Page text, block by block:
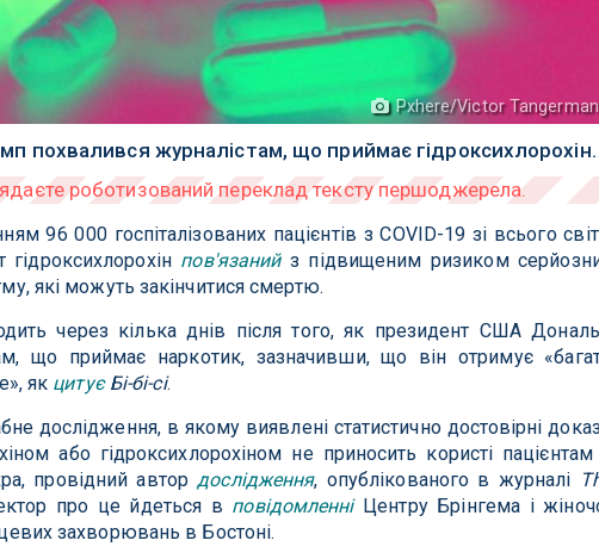
Pxhere/Victor
похвалився журналістам, що приймає гідроксихлорохін.
96 000 госпіталізованих пацієнтів з COVID-19 зі всього
пов'язанийз підвищеним ризиком
які можуть закінчитися смертю.
через кілька днів після того, як президент США
що приймає наркотик, зазначивши, що він отримує
як цитує Бі-бі-сі.
дослідження, в якому виявлені статистично достовірні
або гідроксихлорохіном не приносить користі пацієнтам
провідний автордослідження, опублікованого в журналі
про це йдеться в повідомленніЦентру Брінгема і
захворювань в Бостоні.